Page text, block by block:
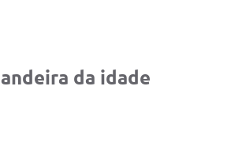
da idade